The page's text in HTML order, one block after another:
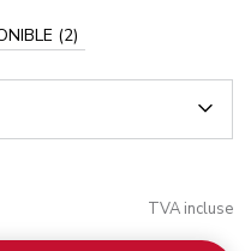
(2)
TVA incluse